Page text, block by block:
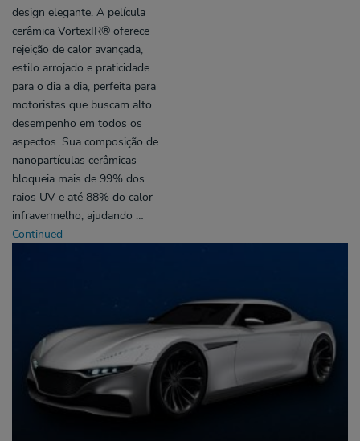
design elegante. A película
cerâmica VortexIR® oferece
rejeição de calor avançada,
estilo arrojado e praticidade
para o dia a dia, perfeita para
motoristas que buscam alto
desempenho em todos os
aspectos. Sua composição de
nanopartículas cerâmicas
bloqueia mais de 99% dos
raios UV e até 88% do calor
infravermelho, ajudando …
Continued